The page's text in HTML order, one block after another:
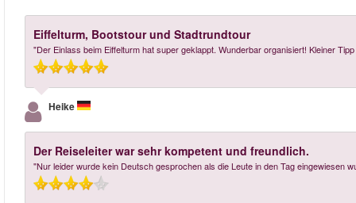
Eiffelturm, Bootstour und Stadtrundtour
"Der Einlass beim Eiffelturm hat super geklappt. Wunderbar organisiert! Kleiner
Heike
Der Reiseleiter war sehr kompetent und freundlich.
"Nur leider wurde kein Deutsch gesprochen als die Leute in den Tag eingewiesen